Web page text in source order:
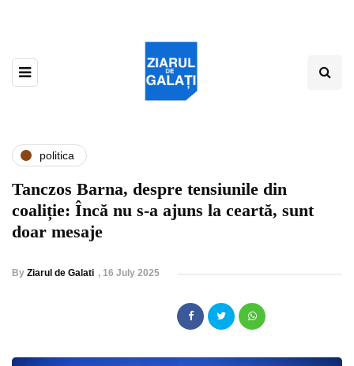
politica
Tanczos Barna, despre tensiunile din
coaliție: Încă nu s-a ajuns la ceartă, sunt
doar mesaje
By Ziarul de Galati , 16 July 2025